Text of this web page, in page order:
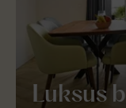
Luksus